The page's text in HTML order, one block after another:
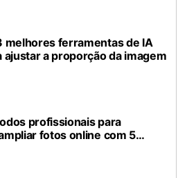
melhores ferramentas de IA
ajustar a proporção da imagem
profissionais para
fotos online com 5